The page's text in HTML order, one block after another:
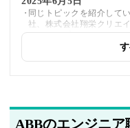
同じトピックを紹介して
社、株式会社翔栄クリエ
メディアプロフェッショ
パン株式会社」への内部
ABBのエンジニ